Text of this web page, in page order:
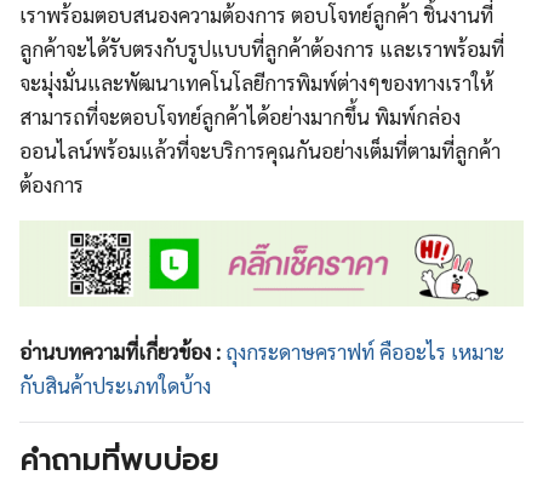
เราพร้อมตอบสนองความต้องการ ตอบโจทย์ลูกค้า ชิ้นงานที่
ลูกค้าจะได้รับตรงกับรูปแบบที่ลูกค้าต้องการ และเราพร้อมที่
จะมุ่งมั่นและพัฒนาเทคโนโลยีการพิมพ์ต่างๆของทางเราให้
สามารถที่จะตอบโจทย์ลูกค้าได้อย่างมากขึ้นพิมพ์กล่อง
ออนไลน์พร้อมแล้วที่จะบริการคุณกันอย่างเต็มที่ตามที่ลูกค้า
ต้องการ
อ่านบทความที่เกี่ยวข้อง : ถุงกระดาษคราฟท์ คืออะไร เหมาะ
กับสินค้าประเภทใดบ้าง
คำถามที่พบบ่อย